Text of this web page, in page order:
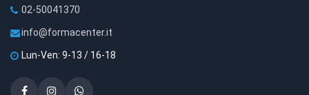
02-50041370
info@formacenter.it
Lun-Ven: 9-13 / 16-18